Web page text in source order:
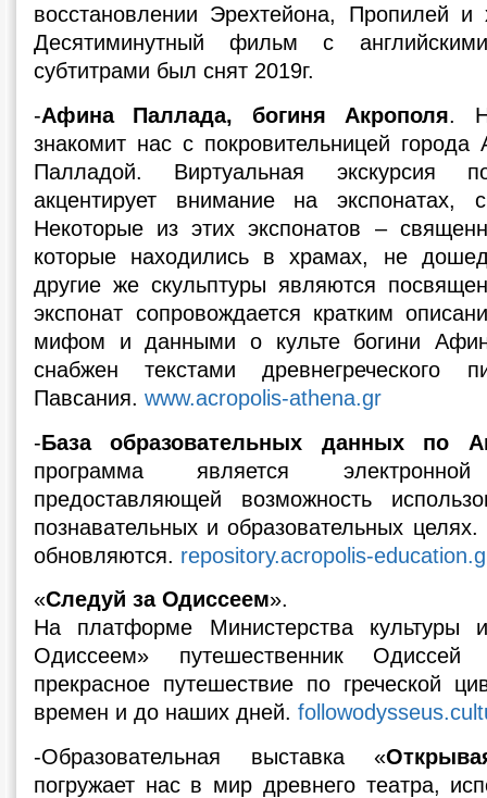
восстановлении Эрехтейона, Пропилей
Десятиминутный фильм с
субтитрами был снят 2019г.
-Афина Паллада, богиня Акрополя.
знакомит нас с покровительницей
Палладой. Виртуальная экскурсия
акцентирует внимание на экспонатах,
Некоторые из этих экспонатов –
которые находились в храмах, не
другие же скульптуры являются
экспонат сопровождается кратким
мифом и данными о культе богини
снабжен текстами древнегреческого
Павсания.www.acropolis-athena.gr
-База образовательных данных по
программа является
предоставляющей возможность
познавательных и образовательных
обновляются. repository.acropolis-
«Следуй за Одиссеем».
На платформе Министерства культуры
Одиссеем» путешественник
прекрасное путешествие по греческой
времен и до наших дней.
-Образовательная выставка «
погружает нас в мир древнего театра,